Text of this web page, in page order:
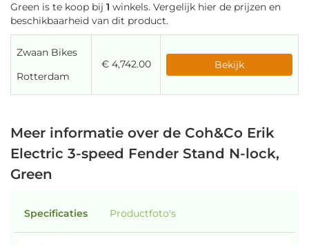
Green is te koop bij 1 winkels. Vergelijk hier de prijzen en
beschikbaarheid van dit product.
Zwaan Bikes
Rotterdam
€ 4,742.00 Bekijk
Meer informatie over de Coh&Co Erik
Electric 3-speed Fender Stand N-lock,
Green
Specificaties Productfoto's